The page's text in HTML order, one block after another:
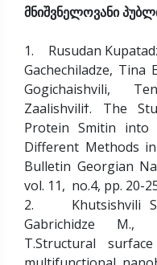
მნიშვნელოვანი
1. Rusudan
Gachechiladze, Tina
Gogichaishvili,
Zaalishviliϯ. The
Protein Smitin
Different Methods in
Bulletin Georgian
vol. 11, no.4, pp. 20-
2. Khutsishvili
Gabrichidze M.,
T.Structural